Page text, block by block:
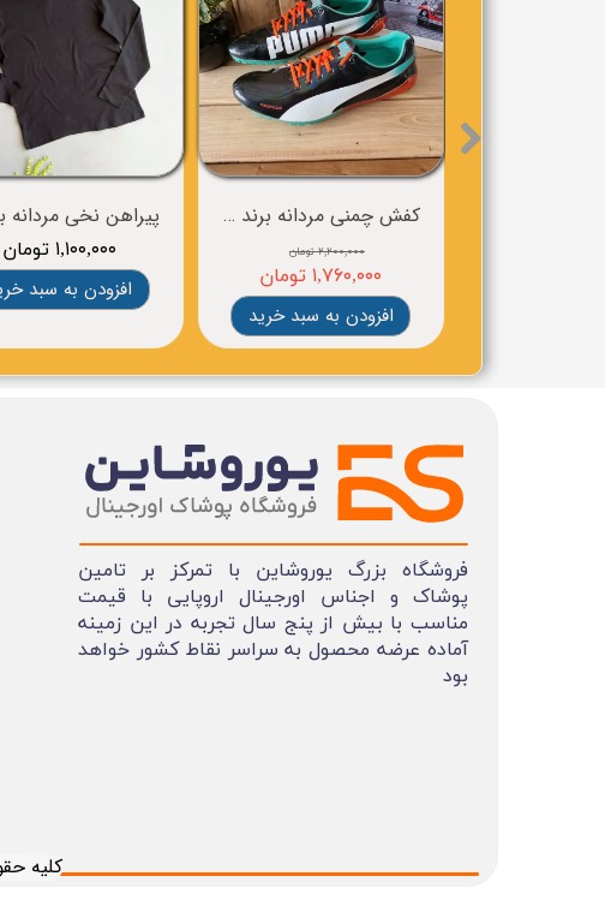
۱,۱۰۰,۰۰۰ تومان
افزودن به سبد
کفش چمنی مردانه برند puma
۲,۲۰۰,۰۰۰ تومان
۱,۷۶۰,۰۰۰ تومان
افزودن به سبد خرید
فروشگاه بزرگ یوروشاین با تمرکز بر تامین
پوشاک و اجناس اورجینال اروپایی با قیمت
مناسب با بیش از پنج سال تجربه در این زمینه
آماده عرضه محصول به سراسر نقاط کشور خواهد
بود
​کلیه